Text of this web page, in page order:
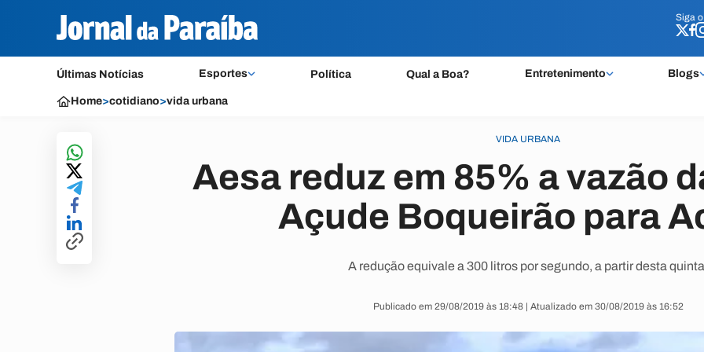
Siga o
Últimas Notícias Esportes Política Qual a Boa? Entretenimento Blogs
Siga o
Home>cotidiano>vida urbana
VIDA URBANA
Aesa reduz em 85% a vazão
Açude Boqueirão para
A redução equivale a 300 litros por segundo, a partir desta
Publicado em 29/08/2019 às 18:48 | Atualizado em 30/08/2019 às 16:52